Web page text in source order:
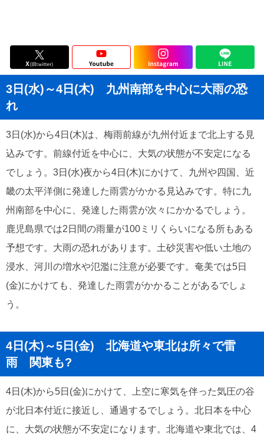
3日(水)～4日(木) 九州南部を中心に大雨の恐
れ
3日(水)から4日(木)は、梅雨前線が九州付近まで北上する見
込みです。前線付近を中心に、大気の状態が不安定になる
でしょう。3日(水)夜から4日(木)にかけて、九州や四国、近
畿の太平洋側に発達した雨雲がかかる見込みです。特に九
州南部を中心に、発達した雨雲が次々にかかるでしょう。
鹿児島県では2日間の雨量が100ミリくらいになる所もある
予想です。大雨の恐れがあります。土砂災害や低い土地の
浸水、河川の増水や氾濫に注意が必要です。奄美では5日
(金)にかけても、発達した雨雲がかかることがあるでしょ
う。
4日(木)～5日(金) 北海道や東北は所々で雷
雨 関東も?
4日(木)から5日(金)にかけて、上空に寒気を伴った気圧の谷
が北日本付近に接近し、通過するでしょう。北日本を中心
に、大気の状態が不安定になります。北海道や東北では、4